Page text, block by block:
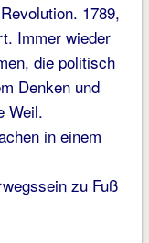
1789,
Immer wieder
die politisch
Denken und
Weil.
in einem
zu Fuß